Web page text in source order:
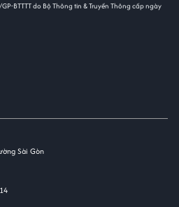
BTTTT do Bộ Thông tin & Truyền Thông cấp ngày
Sài Gòn